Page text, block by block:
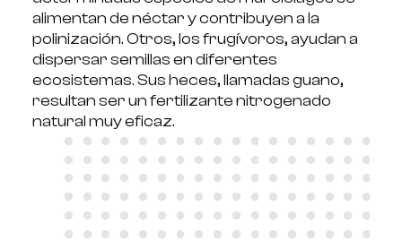
alimentan de néctar y contribuyen a la
polinización. Otros, los frugívoros, ayudan a
dispersar semillas en diferentes
ecosistemas. Sus heces, llamadas guano,
resultan ser un fertilizante nitrogenado
natural muy eficaz.